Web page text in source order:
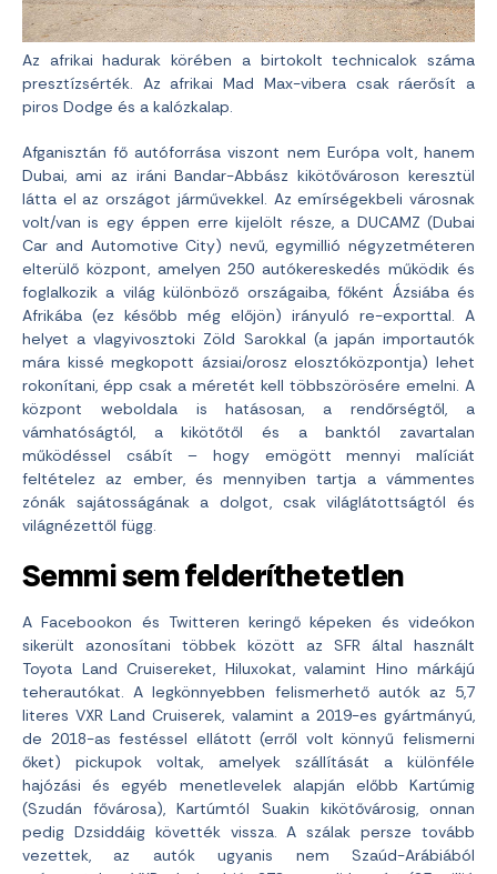
Az afrikai hadurak körében a birtokolt technicalok száma
presztízsérték. Az afrikai Mad Max-vibera csak ráerősít a
piros Dodge és a kalózkalap.
Afganisztán fő autóforrása viszont nem Európa volt, hanem
Dubai, ami az iráni Bandar-Abbász kikötővároson keresztül
látta el az országot járművekkel. Az emírségekbeli városnak
volt/van is egy éppen erre kijelölt része, a DUCAMZ (Dubai
Car and Automotive City) nevű, egymillió négyzetméteren
elterülő központ, amelyen 250 autókereskedés működik és
foglalkozik a világ különböző országaiba, főként Ázsiába és
Afrikába (ez később még előjön) irányuló re-exporttal. A
helyet a vlagyivosztoki Zöld Sarokkal (a japán importautók
mára kissé megkopott ázsiai/orosz elosztóközpontja) lehet
rokonítani, épp csak a méretét kell többszörösére emelni. A
központ weboldala is hatásosan, a rendőrségtől, a
vámhatóságtól, a kikötőtől és a banktól zavartalan
működéssel csábít – hogy emögött mennyi malíciát
feltételez az ember, és mennyiben tartja a vámmentes
zónák sajátosságának a dolgot, csak világlátottságtól és
világnézettől függ.
Semmi sem felderíthetetlen
A Facebookon és Twitteren keringő képeken és videókon
sikerült azonosítani többek között az SFR által használt
Toyota Land Cruisereket, Hiluxokat, valamint Hino márkájú
teherautókat. A legkönnyebben felismerhető autók az 5,7
literes VXR Land Cruiserek, valamint a 2019-es gyártmányú,
de 2018-as festéssel ellátott (erről volt könnyű felismerni
őket) pickupok voltak, amelyek szállítását a különféle
hajózási és egyéb menetlevelek alapján előbb Kartúmig
(Szudán fővárosa), Kartúmtól Suakin kikötővárosig, onnan
pedig Dzsiddáig követték vissza. A szálak persze tovább
vezettek, az autók ugyanis nem Szaúd-Arábiából